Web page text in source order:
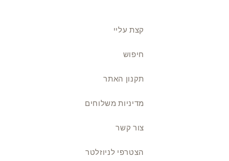
קצת עליי
חיפוש
תקנון האתר
מדיניות משלוחים
צור קשר
הצטרפי לניוזלטר